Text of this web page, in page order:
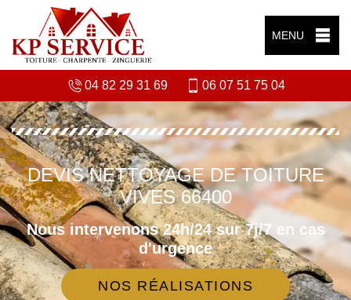
MENU
04 82 29 31 69 06 07 51 75 04
DEVIS NETTOYAGE DE TOITURE
VIVES 66400
Nous intervenons 24h/24 sur 7j/7 en cas
d'urgence
NOS RÉALISATIONS